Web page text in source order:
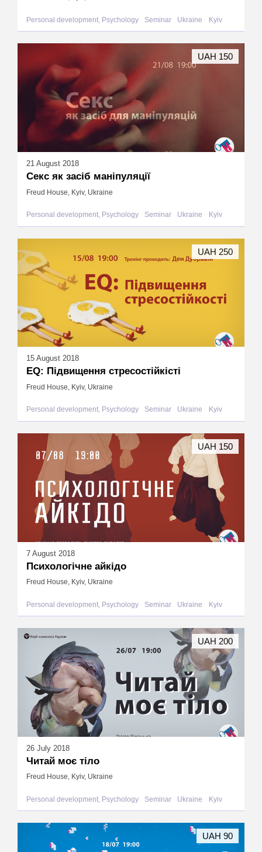
Personal development, Psychology Seminar Ukraine Kyiv
21 August 2018
Секс як засіб маніпуляції
Freud House, Kyiv, Ukraine
Personal development, Psychology Seminar Ukraine Kyiv
UAH 150
15 August 2018
ЕQ: Підвищення стресостійкісті
Freud House, Kyiv, Ukraine
Personal development, Psychology Seminar Ukraine Kyiv
UAH 250
7 August 2018
Психологічне айкідо
Freud House, Kyiv, Ukraine
Personal development, Psychology Seminar Ukraine Kyiv
UAH 150
26 July 2018
Читай моє тіло
Freud House, Kyiv, Ukraine
Personal development, Psychology Seminar Ukraine Kyiv
UAH 200
UAH 90